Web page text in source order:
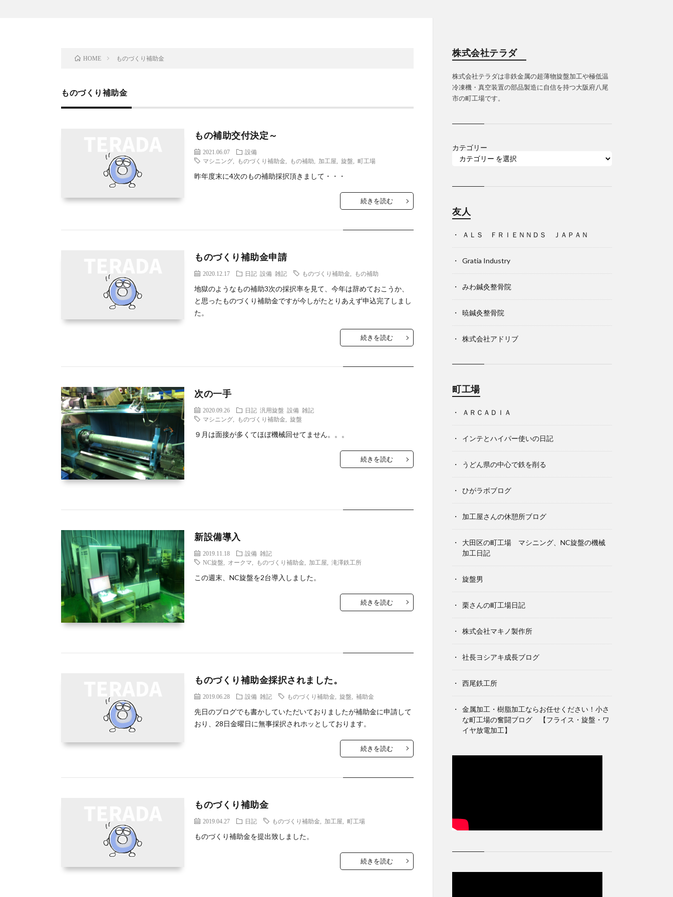
HOME ものづくり補助金
ものづくり補助金
もの補助交付決定～
2021.06.07
設備
マシニング
ものづくり補助金 もの補助 加工屋 ,旋盤 ,町工場
昨年度末に4次のもの補助採択頂きまして・・・
続きを読む
ものづくり補助金申請
2020.12.17 日記 設備 雑記 ものづくり補助金 もの補助
地獄のようなもの補助3次の採択率を見て、今年は辞めておこうか、
と思ったものづくり補助金ですが今しがたとりあえず申込完了しまし
た。
続きを読む
次の一手
2020.09.26 日記 汎用旋盤 設備 雑記
マシニング
ものづくり補助金 ,旋盤
９月は面接が多くてほぼ機械回せてません。。。
続きを読む
新設備導入
2019.11.18 設備 雑記
NC旋盤
オークマ ものづくり補助金 加工屋 ,滝澤鉄工所
この週末、NC旋盤を2台導入しました。
続きを読む
ものづくり補助金採択されました。
2019.06.28 設備 雑記 ものづくり補助金 ,旋盤 ,補助金
先日のブログでも書かしていただいておりましたが補助金に申請して
おり、28日金曜日に無事採択されホッとしております。
続きを読む
ものづくり補助金
2019.04.27 日記 ものづくり補助金 加工屋 ,町工場
ものづくり補助金を提出致しました。
続きを読む
株式会社テラダ
株式会社テラダは非鉄金属の超薄物旋盤加工や極低温
冷凍機・真空装置の部品製造に自信を持つ大阪府八尾
市の町工場です。
カテゴリー
友人
ＡＬＳ ＦＲＩＥＮＮＤＳ ＪＡＰＡＮ
Gratia Industry
みわ鍼灸整骨院
暁鍼灸整骨院
株式会社アドリブ
町工場
ＡＲＣＡＤＩＡ
インテとハイパー使いの日記
うどん県の中心で鉄を削る
ひがラボブログ
加工屋さんの休憩所ブログ
大田区の町工場 マシニング、NC旋盤の機械
加工日記
旋盤男
栗さんの町工場日記
株式会社マキノ製作所
社長ヨシアキ成長ブログ
西尾鉄工所
金属加工・樹脂加工ならお任せください！小さ
な町工場の奮闘ブログ 【フライス・旋盤・ワ
イヤ放電加工】